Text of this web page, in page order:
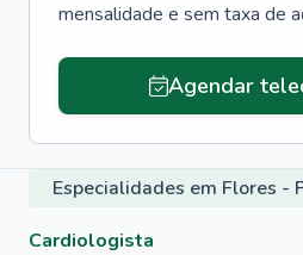
mensalidade e sem taxa de
Agendar
Especialidades em Flores -
Cardiologista